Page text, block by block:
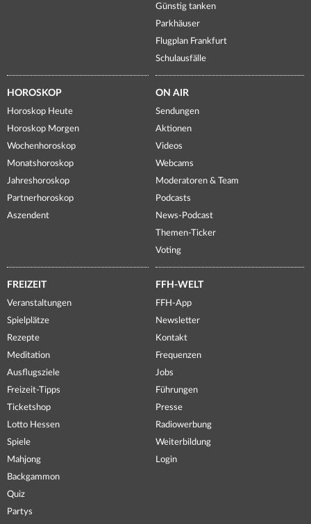
Günstig tanken
Parkhäuser
Flugplan Frankfurt
Schulausfälle
HOROSKOP
Horoskop Heute
Horoskop Morgen
Wochenhoroskop
Monatshoroskop
Jahreshoroskop
Partnerhoroskop
Aszendent
ON AIR
Sendungen
Aktionen
Videos
Webcams
Moderatoren & Team
Podcasts
News-Podcast
Themen-Ticker
Voting
FREIZEIT
Veranstaltungen
Spielplätze
Rezepte
Meditation
Ausflugsziele
Freizeit-Tipps
Ticketshop
Lotto Hessen
Spiele
Mahjong
Backgammon
Quiz
Partys
FFH-WELT
FFH-App
Newsletter
Kontakt
Frequenzen
Jobs
Führungen
Presse
Radiowerbung
Weiterbildung
Login